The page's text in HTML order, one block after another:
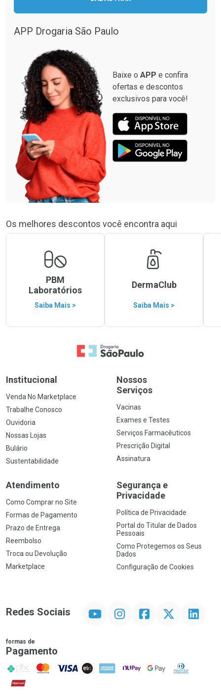
APP Drogaria São Paulo
Baixe o APP e confira
ofertas e descontos
exclusivos para você!
Os melhores descontos você encontra aqui
PBM
Laboratórios
Saiba Mais >
DermaClub
Saiba Mais >
Ir para a Home
Institucional
Venda No Marketplace
Trabalhe Conosco
Ouvidoria
Nossas Lojas
Bulário
Sustentabilidade
Nossos
Serviços
Vacinas
Exames e Testes
Serviços Farmacêuticos
Prescrição Digital
Assinatura
Atendimento
Como Comprar no Site
Formas de Pagamento
Prazo de Entrega
Reembolso
Troca ou Devolução
Marketplace
Segurança e
Privacidade
Política de Privacidade
Portal do Titular de Dados
Pessoais
Como Protegemos os Seus
Dados
Configuração de Cookies
Redes Sociais InstagramFacebookTwitter Linkedin
formas de
Pagamento
PIX MasterCard
VISA ELO AMEX NuPay Google PayDiners Club
Hipercard